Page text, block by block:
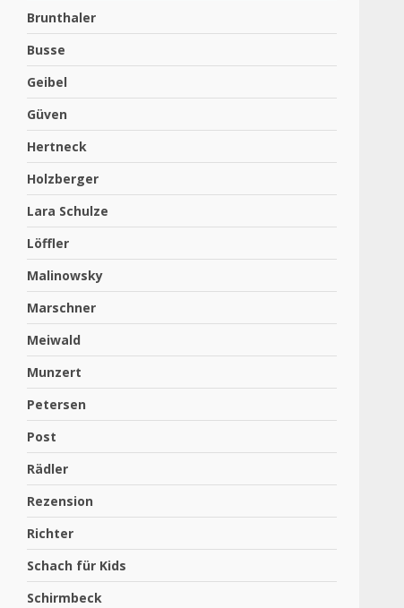
Brunthaler
Busse
Geibel
Güven
Hertneck
Holzberger
Lara Schulze
Löffler
Malinowsky
Marschner
Meiwald
Munzert
Petersen
Post
Rädler
Rezension
Richter
Schach für Kids
Schirmbeck